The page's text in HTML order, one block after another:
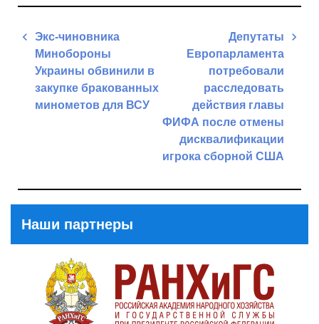
Навигация
записям
Экс-чиновника
Минобороны
Украины обвинили в
закупке бракованных
минометов для ВСУ
Депутаты
Европарламента
потребовали
расследовать
действия главы
ФИФА после отмены
дисквалификации
игрока сборной США
Наши партнеры